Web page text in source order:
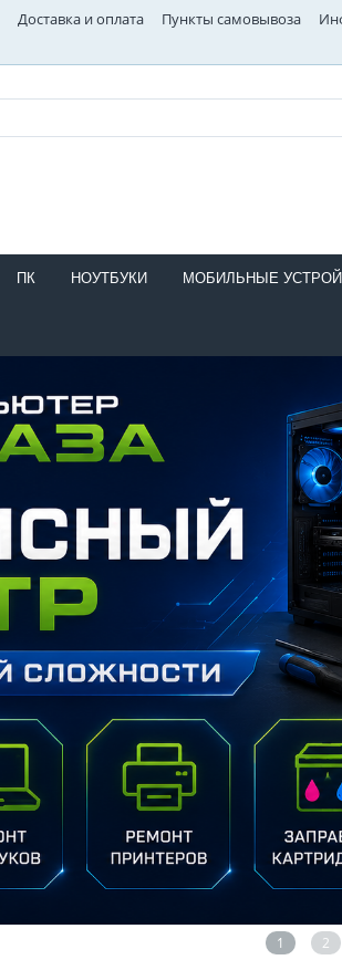
Доставка и оплата Пункты самовывоза
ПК НОУТБУКИ МОБИЛЬНЫЕ
1 2